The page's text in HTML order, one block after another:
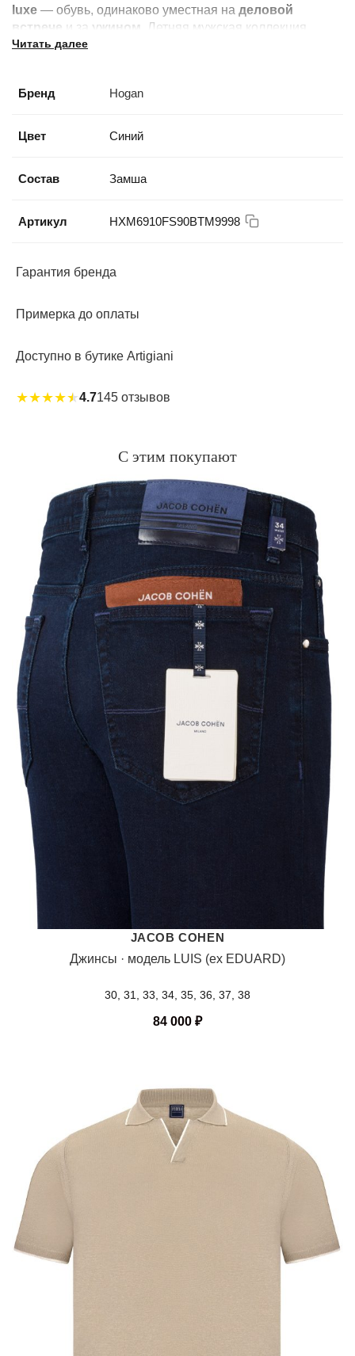
luxe — обувь, одинаково уместная на деловой
встрече и за ужином
. Летняя мужская коллекция
выстроена на контрасте фактур:
принадлежности к определённому кругу.
Читать далее
Бренд Hogan
Цвет Синий
Состав Замша
Артикул HXM6910FS90BTM9998
Гарантия бренда
Примерка до оплаты
Доступно в бутике Artigiani
★★★★★4.7145 отзывов
С этим покупают
JACOB COHEN
Джинсы · модель LUIS (ex EDUARD)
30, 31, 33, 34, 35, 36, 37, 38
84 000 ₽